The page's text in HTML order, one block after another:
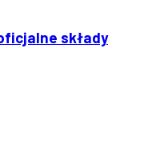
składy